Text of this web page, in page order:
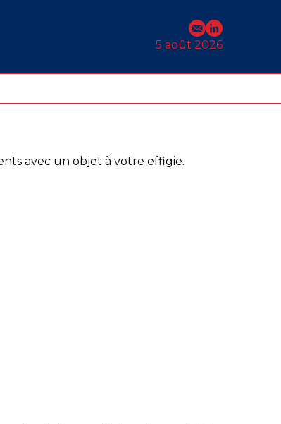
E-mail
Profil
5 août 2026
avec un objet à votre effigie.